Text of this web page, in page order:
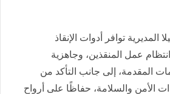
المديرية توافر أدوات الإنقاذ
عمل المنقذين، وجاهزية
المقدمة، إلى جانب التأكد من
الأمن والسلامة، حفاظًا على أرواح